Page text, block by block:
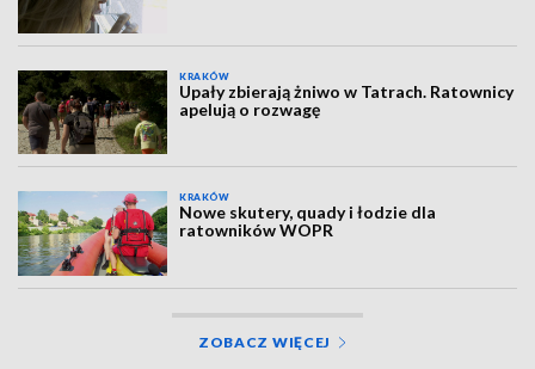
KRAKÓW
Upały zbierają żniwo w Tatrach. Ratownicy
apelują o rozwagę
KRAKÓW
Nowe skutery, quady i łodzie dla
ratowników WOPR
ZOBACZ WIĘCEJ